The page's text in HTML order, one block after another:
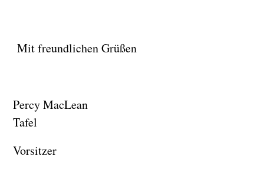
Mit freundlichen Grüßen
Percy MacLean
Tafel
Vorsitzer stv.